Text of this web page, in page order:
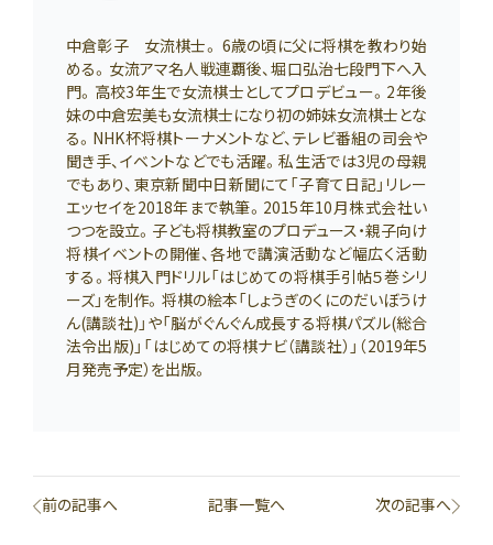
中倉彰子 女流棋士。 6歳の頃に父に将棋を教わり始
める。女流アマ名人戦連覇後、堀口弘治七段門下へ入
門。高校3年生で女流棋士としてプロデビュー。2年後
妹の中倉宏美も女流棋士になり初の姉妹女流棋士とな
る。NHK杯将棋トーナメントなど、テレビ番組の司会や
聞き手、イベントなどでも活躍。私生活では3児の母親
でもあり、東京新聞中日新聞にて「子育て日記」リレー
エッセイを2018年まで執筆。2015年10月株式会社い
つつを設立。子ども将棋教室のプロデュース・親子向け
将棋イベントの開催、各地で講演活動など幅広く活動
する。将棋入門ドリル「はじめての将棋手引帖５巻シリ
ーズ」を制作。将棋の絵本「しょうぎのくにのだいぼうけ
ん(講談社)」や「脳がぐんぐん成長する将棋パズル(総合
法令出版)」「はじめての将棋ナビ（講談社）」（2019年5
月発売予定）を出版。
前の記事へ 記事一覧へ 次の記事へ